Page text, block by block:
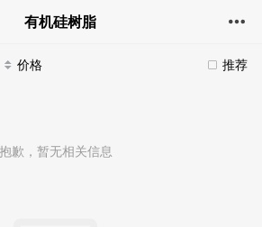
有机硅树脂
推荐
价格
抱歉，暂无相关信息